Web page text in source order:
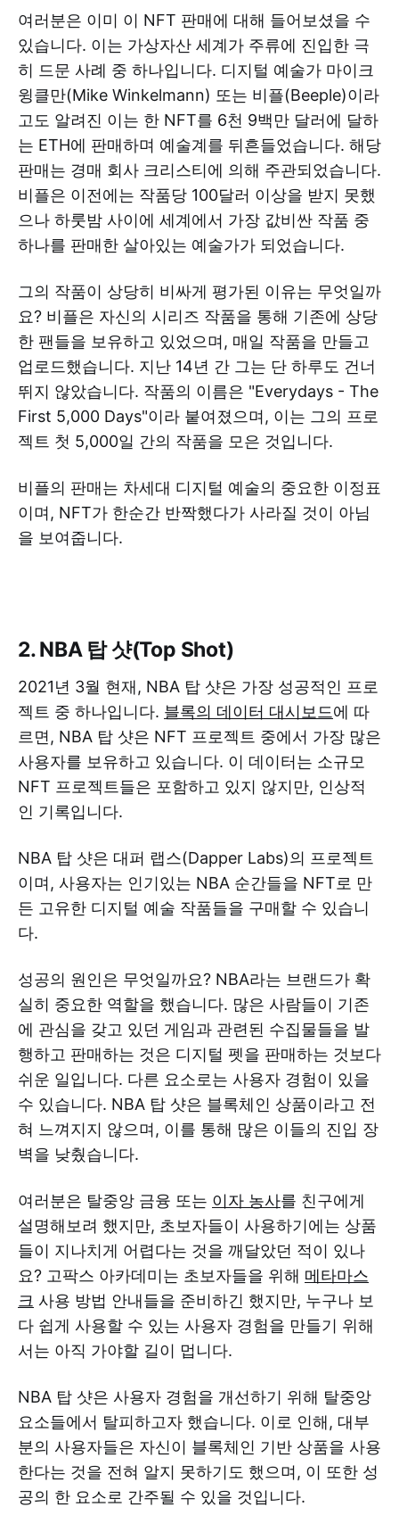
여러분은 이미 이 NFT 판매에 대해 들어보셨을 수
있습니다. 이는 가상자산 세계가 주류에 진입한 극
히 드문 사례 중 하나입니다. 디지털 예술가 마이크
윙클만(Mike Winkelmann) 또는 비플(Beeple)이라
고도 알려진 이는 한 NFT를 6천 9백만 달러에 달하
는 ETH에 판매하며 예술계를 뒤흔들었습니다. 해당
판매는 경매 회사 크리스티에 의해 주관되었습니다.
비플은 이전에는 작품당 100달러 이상을 받지 못했
으나 하룻밤 사이에 세계에서 가장 값비싼 작품 중
하나를 판매한 살아있는 예술가가 되었습니다.
그의 작품이 상당히 비싸게 평가된 이유는 무엇일까
요? 비플은 자신의 시리즈 작품을 통해 기존에 상당
한 팬들을 보유하고 있었으며, 매일 작품을 만들고
업로드했습니다. 지난 14년 간 그는 단 하루도 건너
뛰지 않았습니다. 작품의 이름은 "Everydays - The
First 5,000 Days"이라 붙여졌으며, 이는 그의 프로
젝트 첫 5,000일 간의 작품을 모은 것입니다.
비플의 판매는 차세대 디지털 예술의 중요한 이정표
이며, NFT가 한순간 반짝했다가 사라질 것이 아님
을 보여줍니다.
2. NBA 탑 샷(Top Shot)
2021년 3월 현재, NBA 탑 샷은 가장 성공적인 프로
젝트 중 하나입니다. 블록의 데이터 대시보드에 따
르면, NBA 탑 샷은 NFT 프로젝트 중에서 가장 많은
사용자를 보유하고 있습니다. 이 데이터는 소규모
NFT 프로젝트들은 포함하고 있지 않지만, 인상적
인 기록입니다.
NBA 탑 샷은 대퍼 랩스(Dapper Labs)의 프로젝트
이며, 사용자는 인기있는 NBA 순간들을 NFT로 만
든 고유한 디지털 예술 작품들을 구매할 수 있습니
다.
성공의 원인은 무엇일까요? NBA라는 브랜드가 확
실히 중요한 역할을 했습니다. 많은 사람들이 기존
에 관심을 갖고 있던 게임과 관련된 수집물들을 발
행하고 판매하는 것은 디지털 펫을 판매하는 것보다
쉬운 일입니다. 다른 요소로는 사용자 경험이 있을
수 있습니다. NBA 탑 샷은 블록체인 상품이라고 전
혀 느껴지지 않으며, 이를 통해 많은 이들의 진입 장
벽을 낮췄습니다.
여러분은 탈중앙 금융 또는 이자 농사를 친구에게
설명해보려 했지만, 초보자들이 사용하기에는 상품
들이 지나치게 어렵다는 것을 깨달았던 적이 있나
요? 고팍스 아카데미는 초보자들을 위해 메타마스
크 사용 방법 안내들을 준비하긴 했지만, 누구나 보
다 쉽게 사용할 수 있는 사용자 경험을 만들기 위해
서는 아직 가야할 길이 멉니다.
NBA 탑 샷은 사용자 경험을 개선하기 위해 탈중앙
요소들에서 탈피하고자 했습니다. 이로 인해, 대부
분의 사용자들은 자신이 블록체인 기반 상품을 사용
한다는 것을 전혀 알지 못하기도 했으며, 이 또한 성
공의 한 요소로 간주될 수 있을 것입니다.